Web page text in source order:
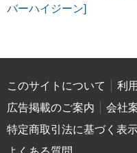
バーハイジーン]
このサイトについて 利
広告掲載のご案内
会社
特定商取引法に基づく表